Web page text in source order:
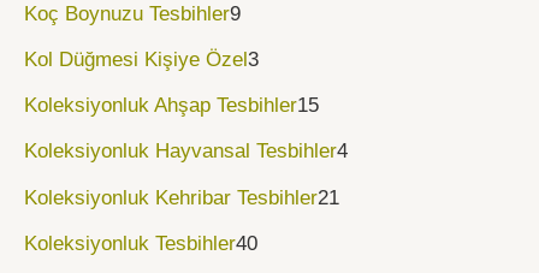
Koç Boynuzu Tesbihler9
Kol Düğmesi Kişiye Özel3
Koleksiyonluk Ahşap Tesbihler15
Koleksiyonluk Hayvansal Tesbihler4
Koleksiyonluk Kehribar Tesbihler21
Koleksiyonluk Tesbihler40